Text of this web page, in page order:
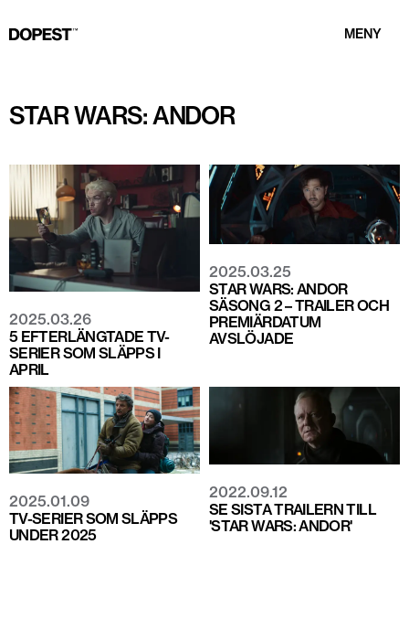
MENY
STAR WARS: ANDOR
2025.03.26
5 EFTERLÄNGTADE TV-
SERIER SOM SLÄPPS I
APRIL
2025.03.25
STAR WARS: ANDOR
SÄSONG 2 – TRAILER OCH
PREMIÄRDATUM
AVSLÖJADE
2025.01.09
TV-SERIER SOM SLÄPPS
UNDER 2025
2022.09.12
SE SISTA TRAILERN TILL
'STAR WARS: ANDOR'